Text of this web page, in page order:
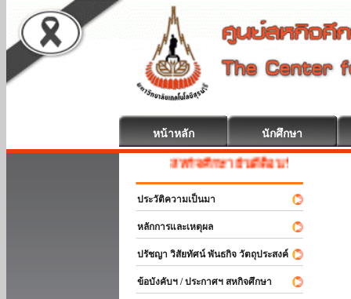
หน้าหลัก นักศึกษา
สหกิจศึกษา ยินดีต้อนรับ
ประวัติความเป็นมา
หลักการและเหตุผล
ปรัชญา วิสัยทัศน์ พันธกิจ วัตถุประสงค์
ข้อบังคับฯ / ประกาศฯ สหกิจศึกษา